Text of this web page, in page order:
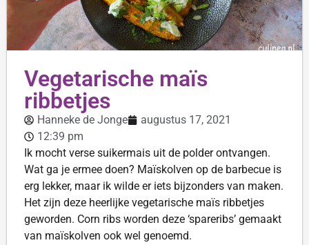
Vegetarische maïs
ribbetjes
Hanneke de Jonge
augustus 17, 2021
12:39 pm
Ik mocht verse suikermais uit de polder ontvangen.
Wat ga je ermee doen? Maïskolven op de barbecue is
erg lekker, maar ik wilde er iets bijzonders van maken.
Het zijn deze heerlijke vegetarische maïs ribbetjes
geworden. Corn ribs worden deze ‘spareribs’ gemaakt
van maïskolven ook wel genoemd.